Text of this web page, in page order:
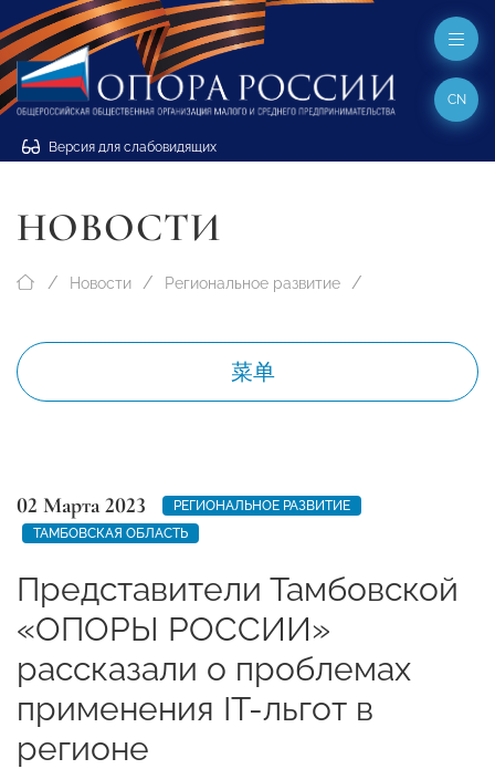
Версия для слабовидящих
CN
НОВОСТИ
Новости Региональное развитие
菜单
02 Марта 2023
РЕГИОНАЛЬНОЕ РАЗВИТИЕ
ТАМБОВСКАЯ ОБЛАСТЬ
Представители Тамбовской
«ОПОРЫ РОССИИ»
рассказали о проблемах
применения IT-льгот в
регионе